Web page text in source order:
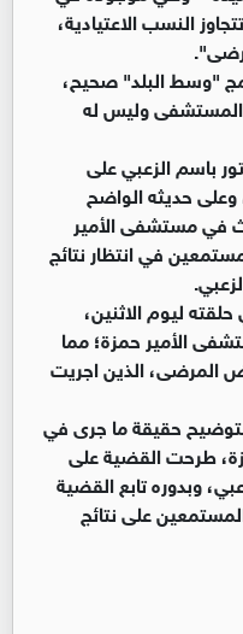
النسب الاعتيادية،
"وسط البلد" صحيح،
وليس له
باسم الزعبي على
وعلى حديثه الواضح
في مستشفى الأمير
في انتظار نتائج
ليوم الاثنين،
الأمير حمزة؛ مما
المرضى، الذين اجريت
بتوضيح حقيقة ما جرى في
طرحت القضية على
وبدوره تابع القضية
على نتائج